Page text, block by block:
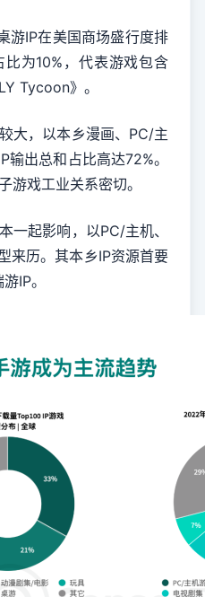
游IP在美国商场盛行度排
为10%，代表游戏包含
Tycoon》。
大，以本乡漫画、PC/主
出总和占比高达72%。
游戏工业关系密切。
一起影响，以PC/主机、
来历。其本乡IP资源首要
IP。